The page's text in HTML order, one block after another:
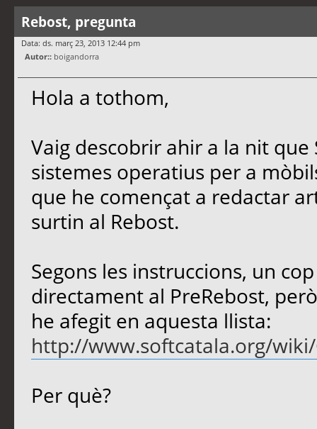
Rebost, pregunta
Data: ds. març 23, 2013 12:44 pm
Autor:: boigandorra
Hola a tothom,
Vaig descobrir ahir a la nit
sistemes operatius per a
que he començat a redactar
surtin al Rebost.
Segons les instruccions, un
directament al PreRebost,
he afegit en aquesta llista:
http://www.softcatala.org/
Per què?